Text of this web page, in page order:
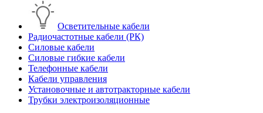
Осветительные кабели
Радиочастотные кабели (РК)
Силовые кабели
Силовые гибкие кабели
Телефонные кабели
Кабели управления
Установочные и автотракторные кабели
Трубки электроизоляционные